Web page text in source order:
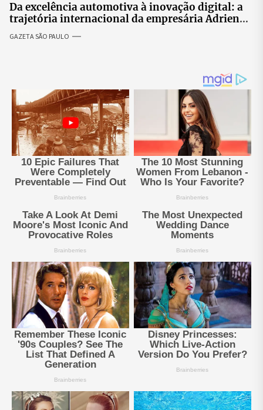
Da excelência automotiva à inovação digital: a
trajetória internacional da empresária Adriene
GAZETA SÃO PAULO